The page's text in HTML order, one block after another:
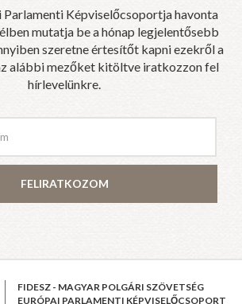
Parlamenti Képviselőcsoportja havonta
mutatja be a hónap legjelentősebb
szeretne értesítőt kapni ezekről a
alábbi mezőket kitöltve iratkozzon fel
hírlevelünkre.
FELIRATKOZOM
FIDESZ - MAGYAR POLGÁRI SZÖVETSÉG
EURÓPAI PARLAMENTI KÉPVISELŐCSOPORT